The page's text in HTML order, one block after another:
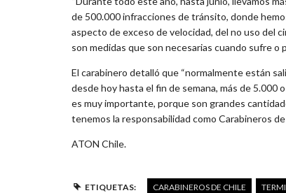
de 500.000 infracciones de tránsito, donde
aspecto de exceso de velocidad, del no uso del
son medidas que son necesarias cuando sufre o
El carabinero detalló que “normalmente están
desde hoy hasta el fin de semana, más de 5.000
es muy importante, porque son grandes
tenemos la responsabilidad como Carabineros
ATON Chile.
ETIQUETAS: CARABINEROS DE CHILE